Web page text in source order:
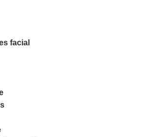
facial